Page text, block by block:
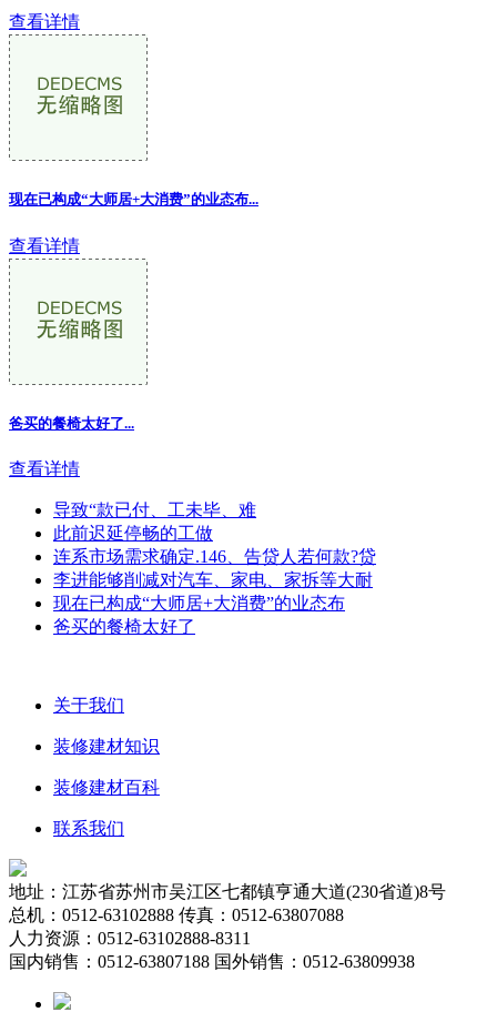
查看详情
现在已构成“大师居+大消费”的业态布...
查看详情
爸买的餐椅太好了...
查看详情
导致“款已付、工未毕、难
此前迟延停畅的工做
连系市场需求确定.146、告贷人若何款?贷
李进能够削减对汽车、家电、家拆等大耐
现在已构成“大师居+大消费”的业态布
爸买的餐椅太好了
关于我们
装修建材知识
装修建材百科
联系我们
地址：江苏省苏州市吴江区七都镇亨通大道(230省道)8号
总机：0512-63102888 传真：0512-63807088
人力资源：0512-63102888-8311
国内销售：0512-63807188 国外销售：0512-63809938